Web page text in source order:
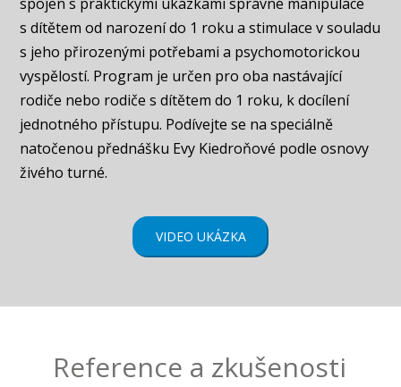
s dítětem od narození do 1 roku a stimulace v souladu
s jeho přirozenými potřebami a psychomotorickou
vyspělostí. Program je určen pro oba nastávající
rodiče nebo rodiče s dítětem do 1 roku, k docílení
jednotného přístupu. Podívejte se na speciálně
natočenou přednášku Evy Kiedroňové podle osnovy
živého turné.
VIDEO UKÁZKA
Reference a zkušenosti